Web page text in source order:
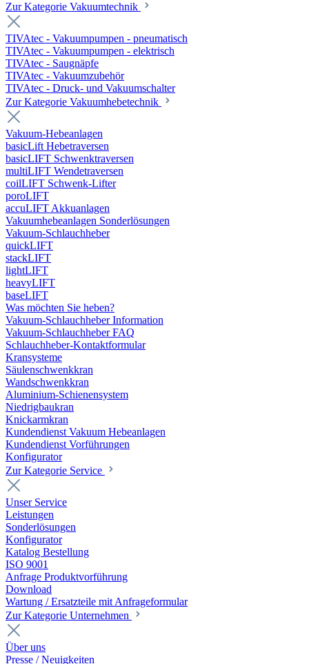
Zur Kategorie Vakuumtechnik
TIVAtec - Vakuumpumpen - pneumatisch
TIVAtec - Vakuumpumpen - elektrisch
TIVAtec - Saugnäpfe
TIVAtec - Vakuumzubehör
TIVAtec - Druck- und Vakuumschalter
Zur Kategorie Vakuumhebetechnik
Vakuum-Hebeanlagen
basicLift Hebetraversen
basicLIFT Schwenktraversen
multiLIFT Wendetraversen
coilLIFT Schwenk-Lifter
poroLIFT
accuLIFT Akkuanlagen
Vakuumhebeanlagen Sonderlösungen
Vakuum-Schlauchheber
quickLIFT
stackLIFT
lightLIFT
heavyLIFT
baseLIFT
Was möchten Sie heben?
Vakuum-Schlauchheber Information
Vakuum-Schlauchheber FAQ
Schlauchheber-Kontaktformular
Kransysteme
Säulenschwenkkran
Wandschwenkkran
Aluminium-Schienensystem
Niedrigbaukran
Knickarmkran
Kundendienst Vakuum Hebeanlagen
Kundendienst Vorführungen
Konfigurator
Zur Kategorie Service
Unser Service
Leistungen
Sonderlösungen
Konfigurator
Katalog Bestellung
ISO 9001
Anfrage Produktvorführung
Download
Wartung / Ersatzteile mit Anfrageformular
Zur Kategorie Unternehmen
Über uns
Presse / Neuigkeiten